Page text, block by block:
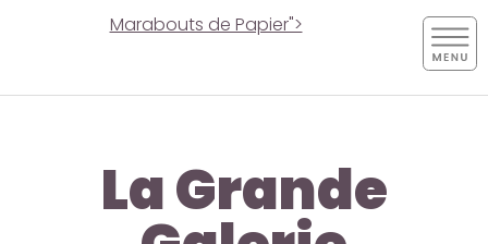
Marabouts de Papier">
La Grande